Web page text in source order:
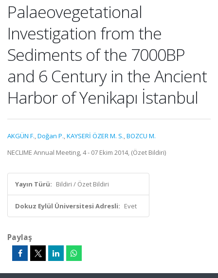
Palaeovegetational
Investigation from the
Sediments of the 7000BP
and 6 Century in the Ancient
Harbor of Yenikapı İstanbul
AKGÜN F.,Doğan P.,KAYSERİ ÖZER M. S.,BOZCU M.
NECLIME Annual Meeting, 4 - 07 Ekim 2014, (Özet Bildiri)
Yayın Türü: Bildiri / Özet Bildiri
Dokuz Eylül Üniversitesi Adresli: Evet
Paylaş